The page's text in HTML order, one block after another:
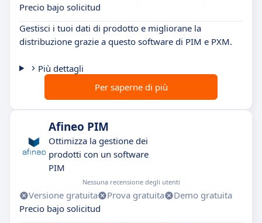
Precio bajo solicitud
Gestisci i tuoi dati di prodotto e migliorane la
distribuzione grazie a questo software di PIM e PXM.
Più dettagli
Per saperne di più
Afineo PIM
Ottimizza la gestione dei
prodotti con un software
PIM
Nessuna recensione degli utenti
Versione gratuita Prova gratuita
Demo gratuita
Precio bajo solicitud